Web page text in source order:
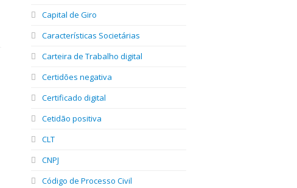
Capital de Giro
Características Societárias
Carteira de Trabalho digital
Certidões negativa
Certificado digital
Cetidão positiva
CLT
CNPJ
Código de Processo Civil